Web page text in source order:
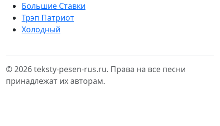
Большие Ставки
Трэп Патриот
Холодный
© 2026 teksty-pesen-rus.ru. Права на все песни
принадлежат их авторам.